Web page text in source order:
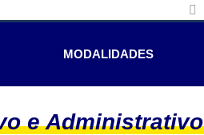
MODALIDADES
e Administrativo